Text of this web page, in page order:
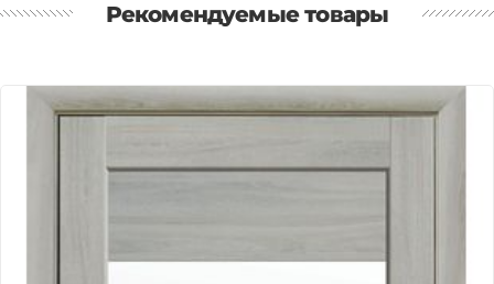
Рекомендуемые товары